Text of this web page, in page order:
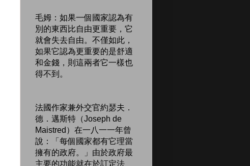
毛姆：如果一個國家認為有
別的東西比自由更重要，它
就會失去自由。不僅如此，
如果它認為更重要的是舒適
和金錢，則這兩者它一樣也
得不到。
法國作家兼外交官約瑟夫．
德．邁斯特（Joseph de
Maistred）在一八一一年曾
說：「每個國家都有它理當
擁有的政府。」由於政府最
主要的功能就在於訂定法